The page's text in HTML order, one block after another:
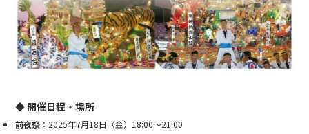
◆ 開催日程・場所
前夜祭 ：2025年7月18日（金）18:00〜21:00